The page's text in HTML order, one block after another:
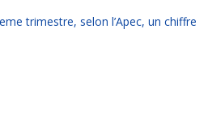
trimestre, selon l’Apec, un chiffre